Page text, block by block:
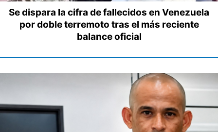
Se dispara la cifra de fallecidos en Venezuela
por doble terremoto tras el más reciente
balance oficial